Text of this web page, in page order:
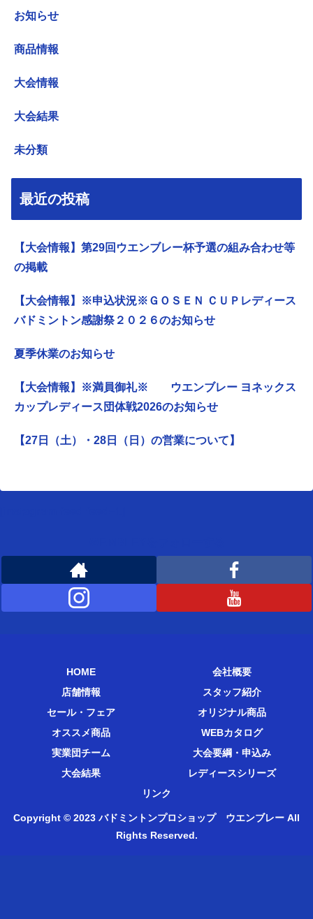
お知らせ
商品情報
大会情報
大会結果
未分類
最近の投稿
【大会情報】第29回ウエンブレー杯予選の組み合わせ等
の掲載
【大会情報】※申込状況※ＧＯＳＥＮ ＣＵＰレディース
バドミントン感謝祭２０２６のお知らせ
夏季休業のお知らせ
【大会情報】※満員御礼※ ウエンブレー ヨネックス
カップレディース団体戦2026のお知らせ
【27日（土）・28日（日）の営業について】
HOME
会社概要
店舗情報
スタッフ紹介
セール・フェア
オリジナル商品
オススメ商品
WEBカタログ
実業団チーム
大会要綱・申込み
大会結果
レディースシリーズ
リンク
Copyright © 2023 バドミントンプロショップ ウエンブレー All
Rights Reserved.